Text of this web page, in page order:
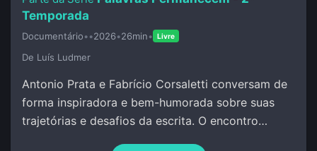
Temporada
Documentário••2026•26min• Livre
De Luí­s Ludmer
Antonio Prata e Fabrício Corsaletti conversam de
forma inspiradora e bem-humorada sobre suas
trajetórias e desafios da escrita. O encontro